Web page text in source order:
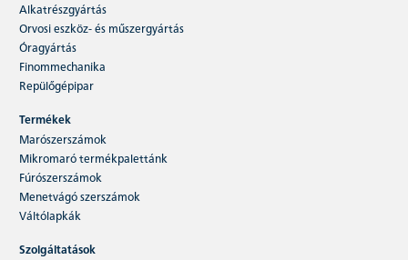
Alkatrészgyártás
Orvosi eszköz- és műszergyártás
Óragyártás
Finommechanika
Repülőgépipar
Termékek
Marószerszámok
Mikromaró termékpalettánk
Fúrószerszámok
Menetvágó szerszámok
Váltólapkák
Szolgáltatások